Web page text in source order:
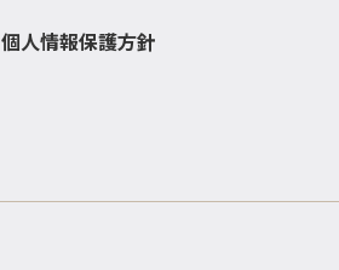
個人情報保護方針